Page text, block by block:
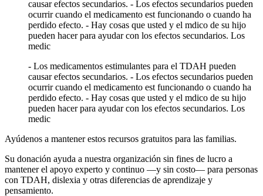
causar efectos secundarios. - Los efectos secundarios pueden
ocurrir cuando el medicamento est funcionando o cuando ha
perdido efecto. - Hay cosas que usted y el mdico de su hijo
pueden hacer para ayudar con los efectos secundarios. Los
medic
- Los medicamentos estimulantes para el TDAH pueden
causar efectos secundarios. - Los efectos secundarios pueden
ocurrir cuando el medicamento est funcionando o cuando ha
perdido efecto. - Hay cosas que usted y el mdico de su hijo
pueden hacer para ayudar con los efectos secundarios. Los
medic
Ayúdenos a mantener estos recursos gratuitos para las familias.
Su donación ayuda a nuestra organización sin fines de lucro a
mantener el apoyo experto y continuo —y sin costo— para personas
con TDAH, dislexia y otras diferencias de aprendizaje y
pensamiento.